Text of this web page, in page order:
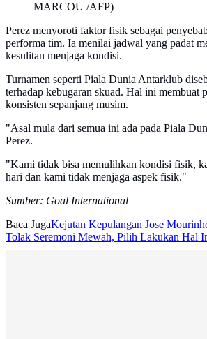
MARCOU /AFP)
Perez menyoroti faktor fisik sebagai
performa tim. Ia menilai jadwal yang padat
kesulitan menjaga kondisi.
Turnamen seperti Piala Dunia Antarklub
terhadap kebugaran skuad. Hal ini membuat
konsisten sepanjang musim.
"Asal mula dari semua ini ada pada Piala
Perez.
"Kami tidak bisa memulihkan kondisi fisik,
hari dan kami tidak menjaga aspek fisik."
Sumber: Goal International
Baca JugaKejutan Kepulangan Jose
Tolak Seremoni Mewah, Pilih Lakukan Hal